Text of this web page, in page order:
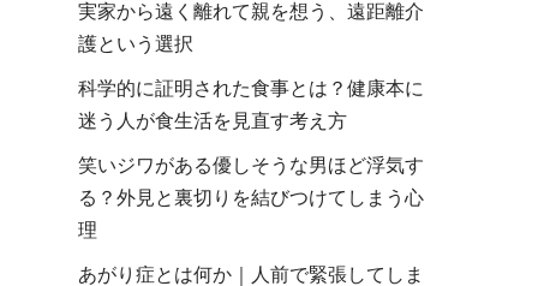
実家から遠く離れて親を想う、遠距離介
護という選択
科学的に証明された食事とは？健康本に
迷う人が食生活を見直す考え方
笑いジワがある優しそうな男ほど浮気す
る？外見と裏切りを結びつけてしまう心
理
あがり症とは何か｜人前で緊張してしま